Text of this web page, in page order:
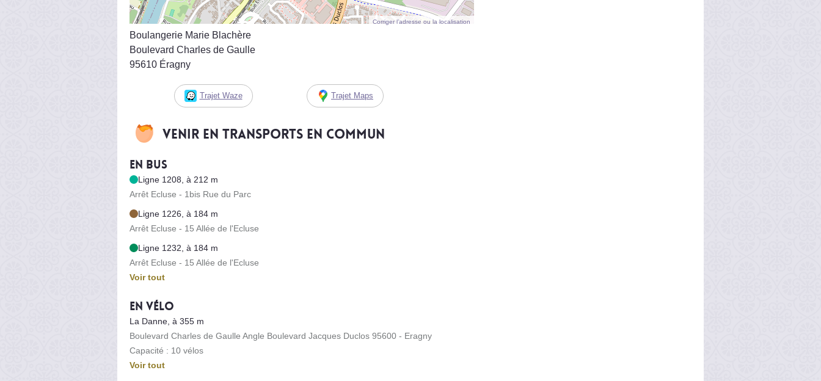
Corriger l’adresse ou la localisation
Boulangerie Marie Blachère
Boulevard Charles de Gaulle
95610 Éragny
Trajet Waze Trajet Maps
Venir en transports en commun
En bus
Ligne 1208, à 212 m
Arrêt Ecluse - 1bis Rue du Parc
Ligne 1226, à 184 m
Arrêt Ecluse - 15 Allée de l'Ecluse
Ligne 1232, à 184 m
Arrêt Ecluse - 15 Allée de l'Ecluse
Voir tout
En vélo
La Danne, à 355 m
Boulevard Charles de Gaulle Angle Boulevard Jacques Duclos 95600 - Eragny
Capacité : 10 vélos
Voir tout